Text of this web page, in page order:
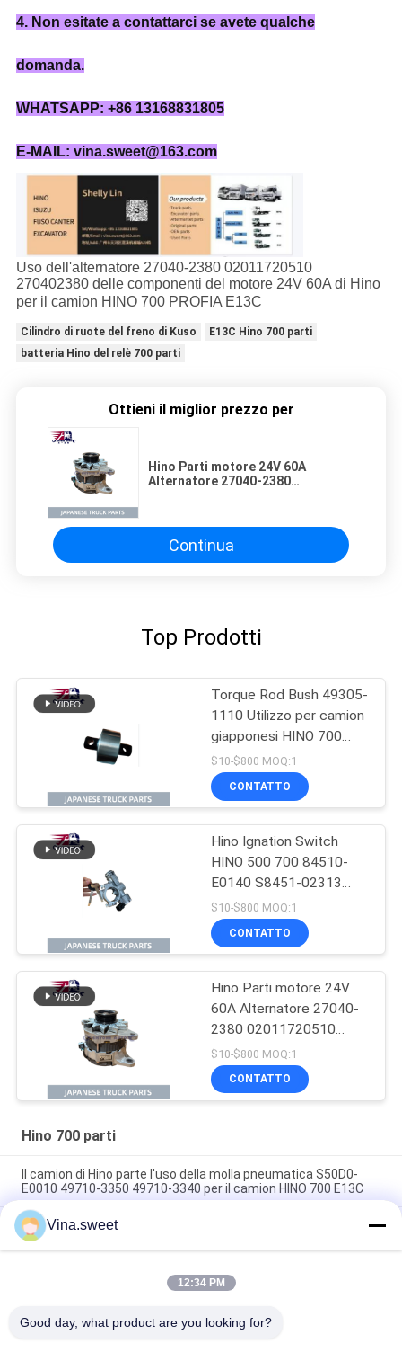
4. Non esitate a contattarci se avete qualche
domanda.
WHATSAPP: +86 13168831805
E-MAIL: vina.sweet@163.com
Uso dell'alternatore 27040-2380 02011720510
270402380 delle componenti del motore 24V 60A di Hino
per il camion HINO 700 PROFIA E13C
Cilindro di ruote del freno di Kuso
E13C Hino 700 parti
batteria Hino del relè 700 parti
Ottieni il miglior prezzo per
Hino Parti motore 24V 60A
Alternatore 27040-2380
Continua
Top Prodotti
Torque Rod Bush 49305-
1110 Utilizzo per camion
giapponesi HINO 700
P11C Hino Mixer Truck
Parts
$10-$800 MOQ:1
CONTATTO
Hino Ignation Switch
HINO 500 700 84510-
E0140 S8451-02313
Utilizzo Per camion
giapponese Per parti di
motore Hino
$10-$800 MOQ:1
CONTATTO
Hino Parti motore 24V
60A Alternatore 27040-
2380 02011720510
270402380 Utilizzo per
camion HINO 700
PROFIA E13C
$10-$800 MOQ:1
CONTATTO
Hino 700 parti
Il camion di Hino parte l'uso della molla pneumatica S50D0-
E0010 49710-3350 49710-3340 per il camion HINO 700 E13C
Hino Truck Parts Power steering pump 44310-E0310 14714-
99020 Utilizzo per il camion HINO 700 ZS FS E13C
Il camion Hino parte l'uso della pompa S2910-E0C02 del
compressore d'aria di marca HNTC per il camion HINO 500
Vina.sweet
12:34 PM
Good day, what product are you looking for?